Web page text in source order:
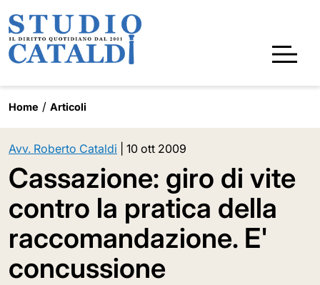
Home Articoli
Avv. Roberto Cataldi 10 ott 2009
Cassazione: giro di vite
contro la pratica della
raccomandazione. E'
concussione